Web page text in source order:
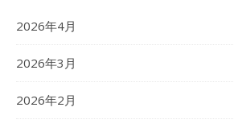
2026年4月
2026年3月
2026年2月